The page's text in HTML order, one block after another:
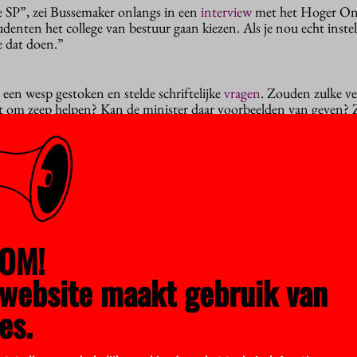
zei Bussemaker onlangs in een interviewmet het Hoger
het college van bestuur gaan kiezen. Als je nou echt
dat doen.”
wesp gestoken en stelde schriftelijkevragen. Zouden zulke
zeep helpen? Kan de minister daar voorbeelden van geven?
geëxperimenteerd met een volledig vrij verkiezingsproces, met
er werden benoemd tot rector. Cleese en Snowden
niet op het vlak van universiteitsbestuur.”
haar stelling dat de protesten aan de Universiteit van
bezet – in een groot deel van het land helemaal geen
antwoordt Bussemaker droogjes. “Namelijk dat de
hebben gezien, nergens anders in het land in die mate van
maakt gebruik van